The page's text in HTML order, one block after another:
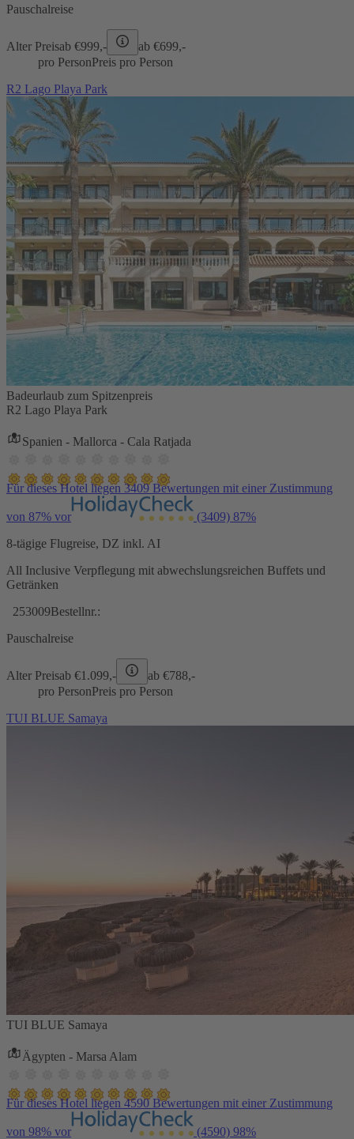
Pauschalreise
Alter Preisab €999,- ab €699,-
pro PersonPreis pro Person
R2 Lago Playa Park
Badeurlaub zum Spitzenpreis
R2 Lago Playa Park
Spanien - Mallorca - Cala Ratjada
Für dieses Hotel liegen 3409 Bewertungen mit einer Zustimmung
von 87% vor (3409) 87%
8-tägige Flugreise, DZ inkl. AI
All Inclusive Verpflegung mit abwechslungsreichen Buffets und
Getränken
253009Bestellnr.:
Pauschalreise
Alter Preisab €1.099,- ab €788,-
pro PersonPreis pro Person
TUI BLUE Samaya
TUI BLUE Samaya
Ägypten - Marsa Alam
Für dieses Hotel liegen 4590 Bewertungen mit einer Zustimmung
von 98% vor (4590) 98%